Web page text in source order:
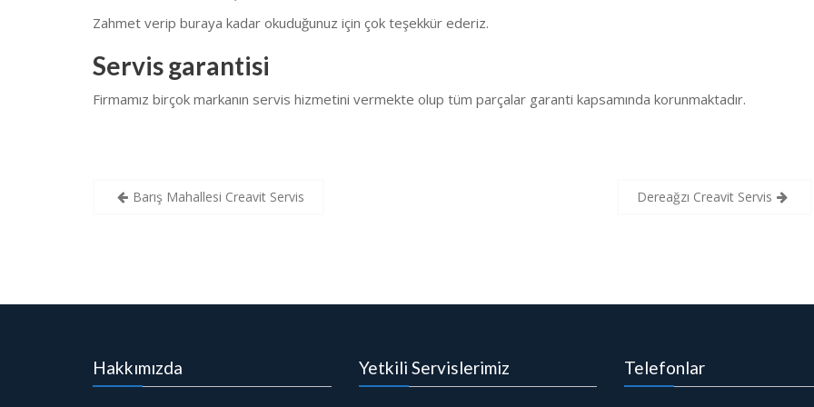
Zahmet verip buraya kadar okuduğunuz için çok teşekkür ederiz.
Servis garantisi
Firmamız birçok markanın servis hizmetini vermekte olup tüm parçalar garanti kapsamında korunmaktadır.
YazıBarış Mahallesi Creavit Servis Dereağzı Creavit Servis
Hakkımızda Yetkili Servislerimiz Telefonlar